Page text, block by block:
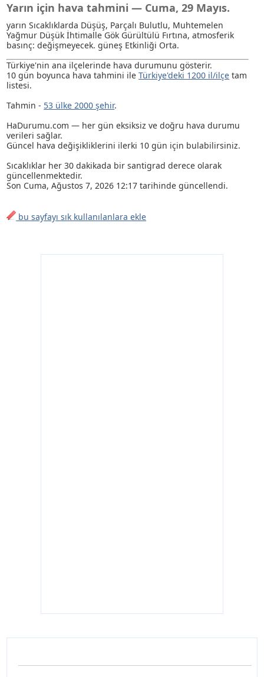
Yarın için hava tahmini — Cuma, 29 Mayıs.
yarın Sıcaklıklarda Düşüş, Parçalı Bulutlu, Muhtemelen
Yağmur Düşük İhtimalle Gök Gürültülü Fırtına, atmosferik
basınç: değişmeyecek. güneş Etkinliği Orta.
Türkiye'nin ana ilçelerinde hava durumunu gösterir.
10 gün boyunca hava tahmini ileTürkiye'deki 1200 il/ilçe tam
listesi.
Tahmin - 53 ülke 2000 şehir.
HaDurumu.com — her gün eksiksiz ve doğru hava durumu
verileri sağlar.
Güncel hava değişikliklerini ilerki 10 gün için bulabilirsiniz.
Sıcaklıklar her 30 dakikada bir santigrad derece olarak
güncellenmektedir.
Son Cuma, Ağustos 7, 2026 12:17 tarihinde güncellendi.
bu sayfayı sık kullanılanlara ekle